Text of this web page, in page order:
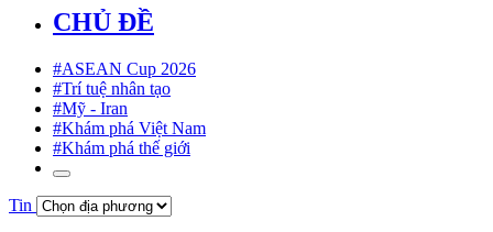
CHỦ ĐỀ
#ASEAN Cup 2026
#Trí tuệ nhân tạo
#Mỹ - Iran
#Khám phá Việt Nam
#Khám phá thế giới
Tin